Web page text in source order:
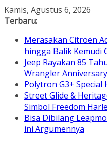
Skip
to
Kamis, Agustus 6, 2026
Terbaru:
Merasakan Citroën
hingga Balik Kemudi
Jeep Rayakan 85
Wrangler
Polytron G3+ Special
Street Glide &
Simbol Freedom
Bisa Dibilang
ini Argumennya